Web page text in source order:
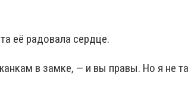
её радовала сердце.
в замке, — и вы правы. Но я не